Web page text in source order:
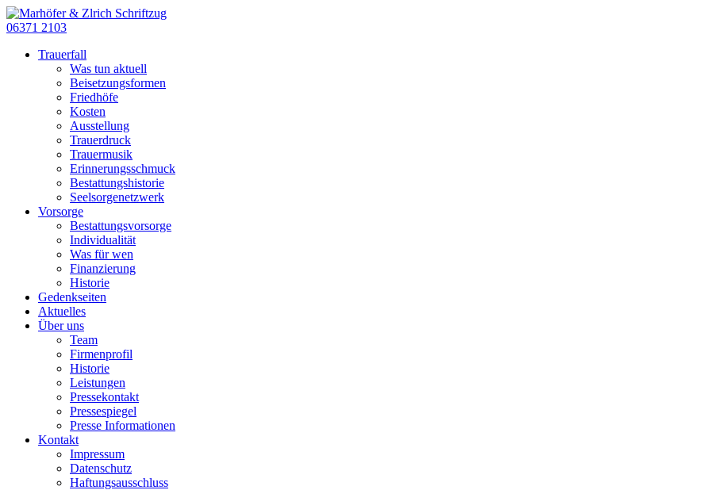
06371 2103
Trauerfall
Was tun aktuell
Beisetzungsformen
Friedhöfe
Kosten
Ausstellung
Trauerdruck
Trauermusik
Erinnerungsschmuck
Bestattungshistorie
Seelsorgenetzwerk
Vorsorge
Bestattungsvorsorge
Individualität
Was für wen
Finanzierung
Historie
Gedenkseiten
Aktuelles
Über uns
Team
Firmenprofil
Historie
Leistungen
Pressekontakt
Pressespiegel
Presse Informationen
Kontakt
Impressum
Datenschutz
Haftungsausschluss